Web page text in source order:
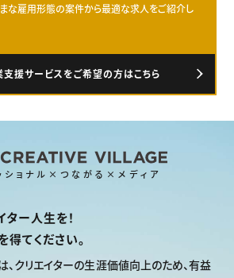
まな雇用形態の案件から最適な求人をご紹介し
援サービスをご希望の方はこちら
ショナル×つながる×メディア
ター人生を！
てください。
、クリエイターの生涯価値向上のため、有益